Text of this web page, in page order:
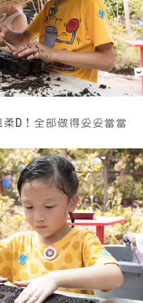
D！全部做得妥妥當當